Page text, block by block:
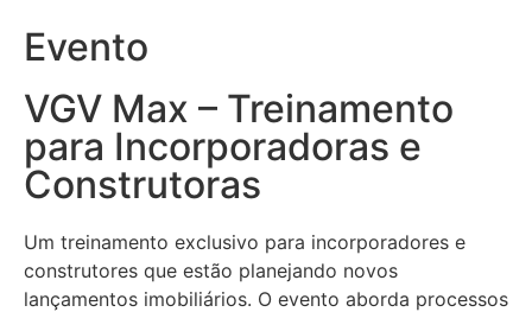
Evento
VGV Max – Treinamento
para Incorporadoras e
Construtoras
Um treinamento exclusivo para incorporadores e
construtores que estão planejando novos
lançamentos imobiliários. O evento aborda processos